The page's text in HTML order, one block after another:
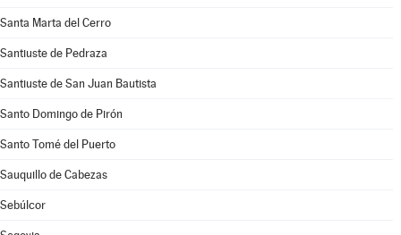
Santa Marta del Cerro
Santiuste de Pedraza
Santiuste de San Juan Bautista
Santo Domingo de Pirón
Santo Tomé del Puerto
Sauquillo de Cabezas
Sebúlcor